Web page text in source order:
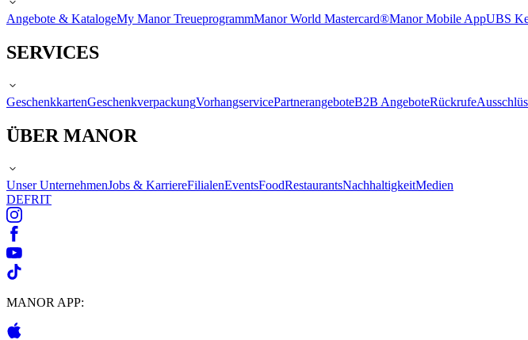
Angebote & KatalogeMy Manor TreueprogrammManor World Mastercard®Manor Mobile AppUBS
SERVICES
GeschenkkartenGeschenkverpackungVorhangservicePartnerangeboteB2B AngeboteRückrufe
ÜBER MANOR
Unser UnternehmenJobs & KarriereFilialenEventsFoodRestaurantsNachhaltigkeitMedien
DEFRIT
MANOR APP: